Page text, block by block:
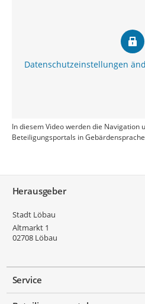
Datenschutzeinstellungen
In diesem Video werden die Navigation
Beteiligungsportals in
Herausgeber
Stadt Löbau
Altmarkt 1
02708 Löbau
Service